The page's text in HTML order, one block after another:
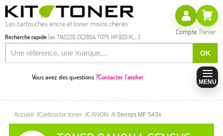
Les cartouches encre et toner moins chères
Recherche rapide(ex: TN2220, CE285A, T0711, HP 920 XL,...)
OK
Compte Panier
Vous avez des questions ?Contacter l'atelier
MENU
Accueil Cartouche toner CANON I-Sensys MF 543x